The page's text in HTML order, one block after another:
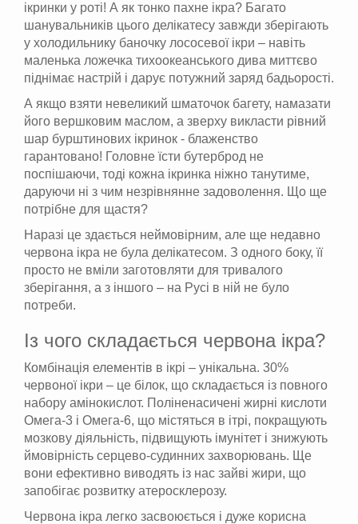
ікринки у роті! А як тонко пахне ікра? Багато
шанувальників цього делікатесу завжди зберігають
у холодильнику баночку лососевої ікри – навіть
маленька ложечка тихоокеанського дива миттєво
піднімає настрій і дарує потужний заряд бадьорості.
А якщо взяти невеликий шматочок багету, намазати
його вершковим маслом, а зверху викласти рівний
шар бурштинових ікринок - блаженство
гарантовано! Головне їсти бутерброд не
поспішаючи, тоді кожна ікринка ніжно танутиме,
даруючи ні з чим незрівнянне задоволення. Що ще
потрібне для щастя?
Наразі це здається неймовірним, але ще недавно
червона ікра не була делікатесом. З одного боку, її
просто не вміли заготовляти для тривалого
зберігання, а з іншого – на Русі в ній не було
потреби.
Із чого складається червона ікра?
Комбінація елементів в ікрі – унікальна. 30%
червоної ікри – це білок, що складається із повного
набору амінокислот. Поліненасичені жирні кислоти
Омега-3 і Омега-6, що містяться в ітрі, покращують
мозкову діяльність, підвищують імунітет і знижують
ймовірність серцево-судинних захворювань. Ще
вони ефективно виводять із нас зайві жири, що
запобігає розвитку атеросклерозу.
Червона ікра легко засвоюється і дуже корисна